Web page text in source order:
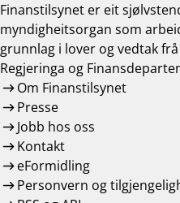
Finanstilsynet er eit
myndigheitsorgan som
grunnlag i lover og vedtak
Regjeringa og
Om Finanstilsynet
Presse
Jobb hos oss
Kontakt
eFormidling
Personvern og